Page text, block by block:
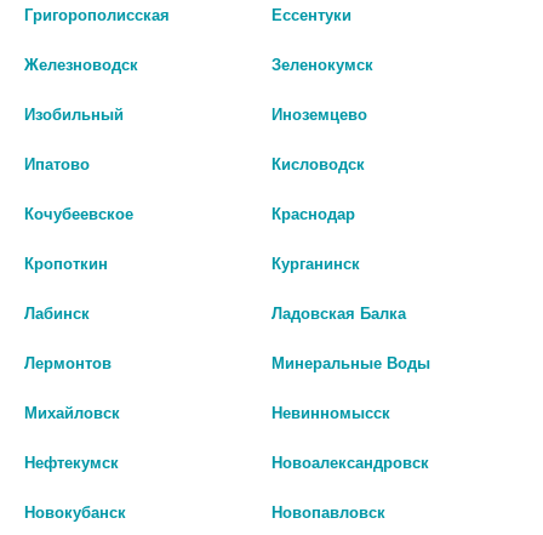
Цены на сайте могут отличаться от цен в аптечных пунктах.
оформлении заказа.
В КОРЗИНУ
Описание
Наличие в аптеках
остаток:
1
цена: 1 419 руб.
Григорополисская Ессентуки
Железноводск Зеленокумск
Изобильный Иноземцево
Ипатово Кисловодск
Кочубеевское Краснодар
Кропоткин Курганинск
Лабинск Ладовская Балка
Лермонтов Минеральные Воды
Михайловск Невинномысск
Нефтекумск Новоалександровск
Новокубанск Новопавловск